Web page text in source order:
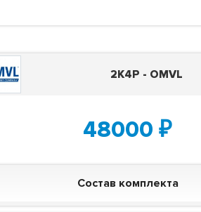
2K4P - OMVL
48000 ₽
Состав комплекта